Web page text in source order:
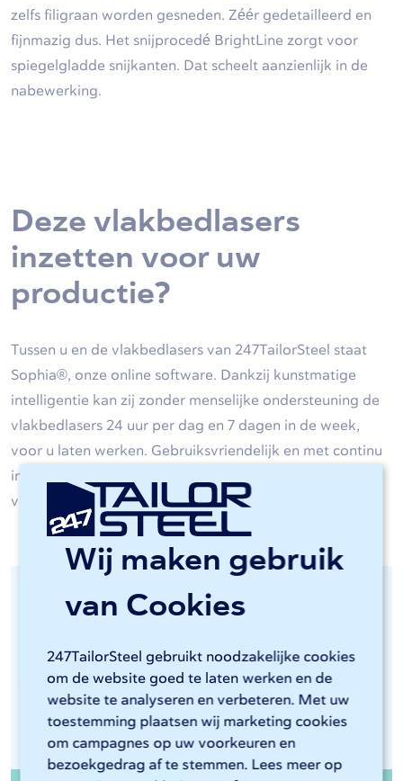
Wij maken gebruik
van Cookies
247TailorSteel gebruikt noodzakelijke cookies
om de website goed te laten werken en de
website te analyseren en verbeteren. Met uw
toestemming plaatsen wij marketing cookies
om campagnes op uw voorkeuren en
bezoekgedrag af te stemmen. Lees meer op
zelfs filigraan worden gesneden. Zéér gedetailleerd en
fijnmazig dus. Het snijprocedé BrightLine zorgt voor
spiegelgladde snijkanten. Dat scheelt aanzienlijk in de
nabewerking.
Deze vlakbedlasers
inzetten voor uw
productie?
Tussen u en de vlakbedlasers van 247TailorSteel staat
Sophia®, onze online software. Dankzij kunstmatige
intelligentie kan zij zonder menselijke ondersteuning de
vlakbedlasers 24 uur per dag en 7 dagen in de week,
voor u laten werken. Gebruiksvriendelijk en met continu
inzicht in de kosten, is zij het ideale plug-and-play
verlengstuk van uw productieproces.
Voordelen van uitbesteden:
Geen hoge investeringskosten
Geen afschrijving op dure vlakbedlasers
Geen ruimteverlies in uw productiehal
Geen hoge trainingskosten personeel